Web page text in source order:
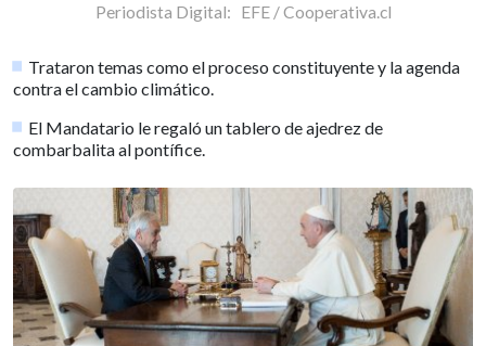
Periodista Digital: EFE / Cooperativa.cl
Trataron temas como el proceso constituyente y la agenda
contra el cambio climático.
El Mandatario le regaló un tablero de ajedrez de
combarbalita al pontífice.